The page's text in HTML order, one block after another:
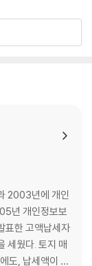
2003년에 개인
년 개인정보보
표한 고액납세자
세웠다. 토지 매
도, 납세액이 전